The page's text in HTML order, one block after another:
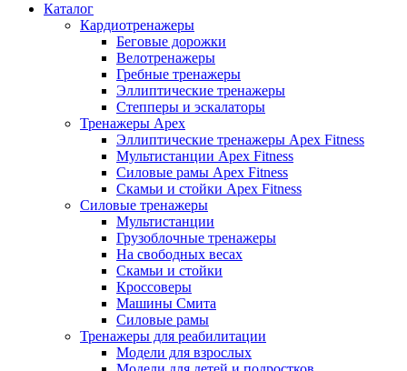
Каталог
Кардиотренажеры
Беговые дорожки
Велотренажеры
Гребные тренажеры
Эллиптические тренажеры
Степперы и эскалаторы
Тренажеры Apex
Эллиптические тренажеры Apex Fitness
Мультистанции Apex Fitness
Силовые рамы Apex Fitness
Скамьи и стойки Apex Fitness
Силовые тренажеры
Мультистанции
Грузоблочные тренажеры
На свободных весах
Скамьи и стойки
Кроссоверы
Машины Смита
Силовые рамы
Тренажеры для реабилитации
Модели для взрослых